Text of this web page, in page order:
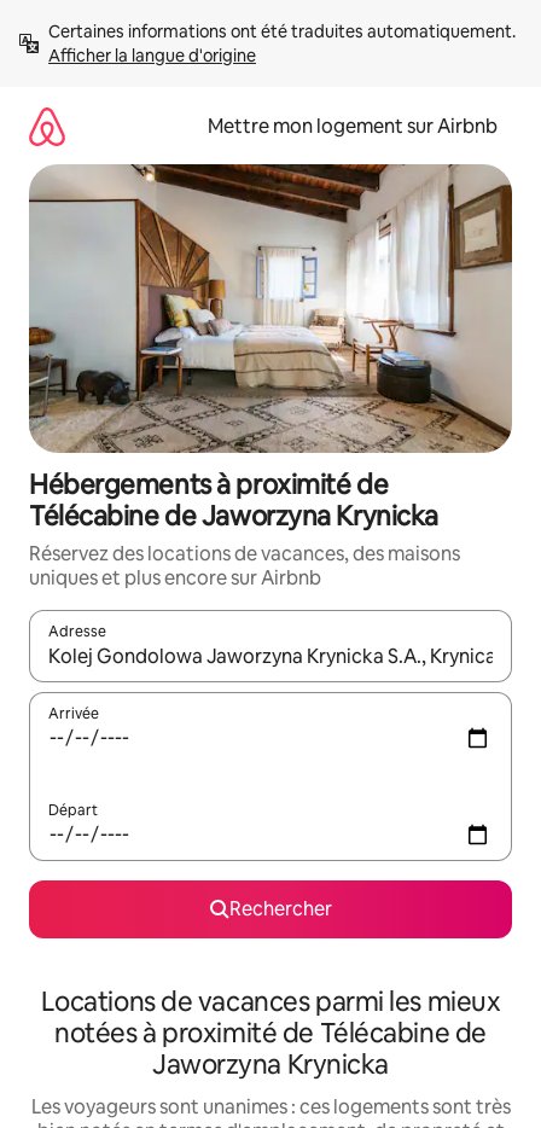
directement
Afficher la langue d'origine
Mettre mon logement sur Airbnb
Hébergements à proximité de
Télécabine de Jaworzyna Krynicka
Réservez des locations de vacances, des maisons
uniques et plus encore sur Airbnb
Adresse
Lorsque les résultats s'affichent, utilisez les flèches vers le
Arrivée
Départ
Rechercher
Locations de vacances parmi les mieux
notées à proximité de Télécabine de
Jaworzyna Krynicka
Les voyageurs sont unanimes : ces logements sont très